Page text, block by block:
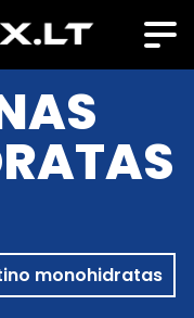
monohidratas